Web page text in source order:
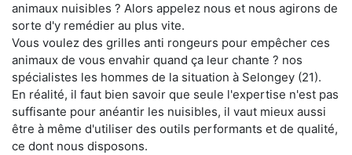
animaux nuisibles ? Alors appelez nous et nous agirons de
sorte d'y remédier au plus vite.
Vous voulez des grilles anti rongeurs pour empêcher ces
animaux de vous envahir quand ça leur chante ? nos
spécialistes les hommes de la situation à Selongey (21).
En réalité, il faut bien savoir que seule l'expertise n'est pas
suffisante pour anéantir les nuisibles, il vaut mieux aussi
être à même d'utiliser des outils performants et de qualité,
ce dont nous disposons.